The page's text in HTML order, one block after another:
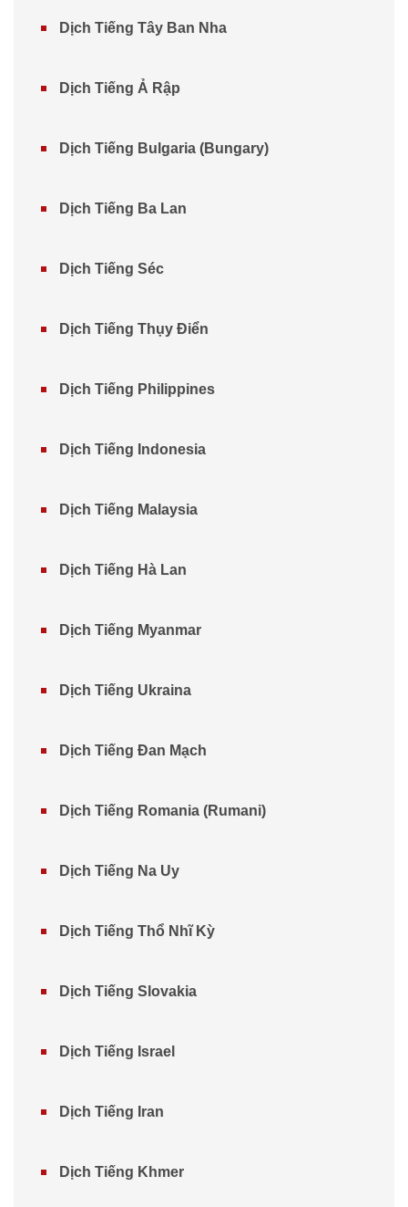
Dịch Tiếng Tây Ban Nha
Dịch Tiếng Ả Rập
Dịch Tiếng Bulgaria (Bungary)
Dịch Tiếng Ba Lan
Dịch Tiếng Séc
Dịch Tiếng Thụy Điển
Dịch Tiếng Philippines
Dịch Tiếng Indonesia
Dịch Tiếng Malaysia
Dịch Tiếng Hà Lan
Dịch Tiếng Myanmar
Dịch Tiếng Ukraina
Dịch Tiếng Đan Mạch
Dịch Tiếng Romania (Rumani)
Dịch Tiếng Na Uy
Dịch Tiếng Thổ Nhĩ Kỳ
Dịch Tiếng Slovakia
Dịch Tiếng Israel
Dịch Tiếng Iran
Dịch Tiếng Khmer